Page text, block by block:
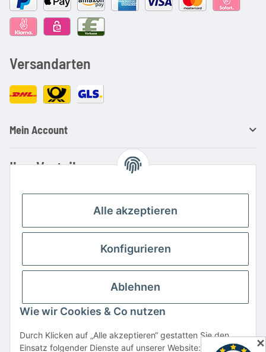
Versandarten
Mein Account
Ihre Vorteile
Kauf auf Rechnung
Große Auswahl an Netzteilen und Ladegeräten
Schnelle Lieferung
Hohe Lagerverfügbarkeit
Vertrag widerrufen
Alle akzeptieren
Konfigurieren
Ablehnen
Wie wir Cookies & Co nutzen
Durch Klicken auf „Alle akzeptieren“ gestatten Sie den
Einsatz folgender Dienste auf unserer Website: YouTube,
✕